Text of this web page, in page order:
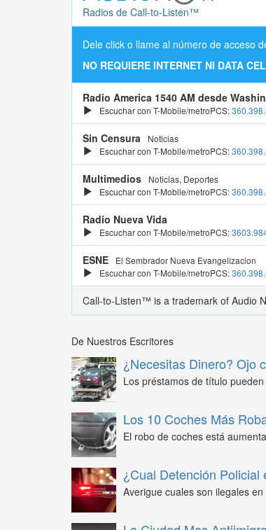
Radios de Call-to-Listen™
Dele click o llame al número de acceso
NO REQUIERE INTERNET NI DATA
Radio America 1540 AM desde
Escuchar con T-Mobile/metroPCS:
Sin Censura
Noticias
Escuchar con T-Mobile/metroPCS:
Multimedios
Noticias, Deportes
Escuchar con T-Mobile/metroPCS:
Radio Nueva Vida
Escuchar con T-Mobile/metroPCS:
ESNE
El Sembrador Nueva Evangelizacion
Escuchar con T-Mobile/metroPCS:
Call-to-Listen™ is a trademark of Audio
De Nuestros Escritores
¿Necesitas Dinero? Ojo
Los préstamos de título
Los 10 Coches Más
El robo de coches está
¿Cual Detención Policial
Averigue cuales son ilegales